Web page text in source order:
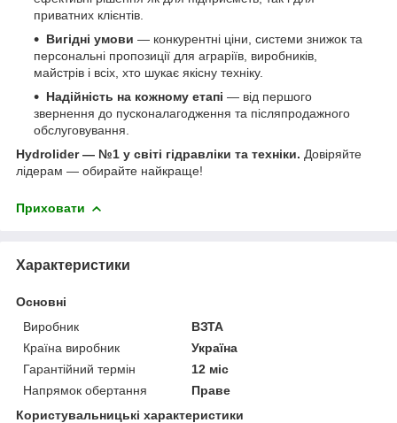
приватних клієнтів.
Вигідні умови — конкурентні ціни, системи знижок та
персональні пропозиції для аграріїв, виробників,
майстрів і всіх, хто шукає якісну техніку.
Надійність на кожному етапі — від першого
звернення до пусконалагодження та післяпродажного
обслуговування.
Hydrolider — №1 у світі гідравліки та техніки. Довіряйте
лідерам — обирайте найкраще!
Приховати
Характеристики
Основні
Виробник
ВЗТА
Країна виробник
Україна
Гарантійний термін
12 міс
Напрямок обертання
Праве
Користувальницькі характеристики